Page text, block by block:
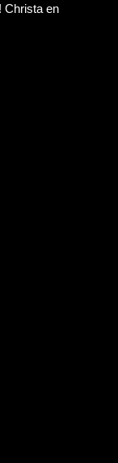
Christa en